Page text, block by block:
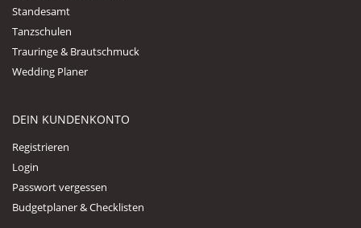
Standesamt
Tanzschulen
Trauringe & Brautschmuck
Wedding Planer
DEIN KUNDENKONTO
Registrieren
Login
Passwort vergessen
Budgetplaner & Checklisten